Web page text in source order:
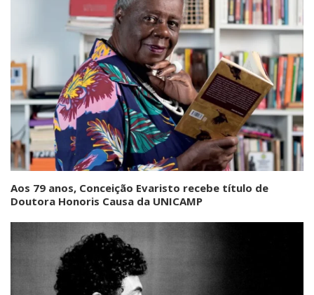
Aos 79 anos, Conceição Evaristo recebe título de
Doutora Honoris Causa da UNICAMP